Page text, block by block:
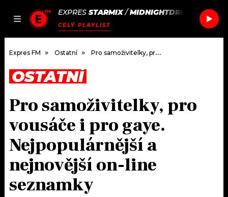
JAK
SEZNAM.CZ
EXPRES STARMIX/MIDNIGHTDRIP
CELÝ PLAYLIST
DOMŮ
ČLÁNKY
HUDBA
ROZHOVORY
PODCASTY
JAK NALADIT
RÁDIO
Expres FM Ostatní Pro samoživitelky, pro vousáče i pro gaye. Nejpopulárnější a nejnovější on-line seznamky
OSTATNÍ
Pro samoživitelky, pro
vousáče i pro gaye.
Nejpopulárnější a
nejnovější on-line
seznamky